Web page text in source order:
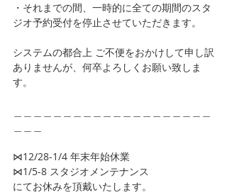
・それまでの間、一時的に全ての期間のスタ
ジオ予約受付を停止させていただきます。
システムの都合上 ご不便をおかけして申し訳
ありませんが、何卒よろしくお願い致しま
す。
⋈12/28-1/4 年末年始休業
⋈1/5-8 スタジオメンテナンス
にてお休みを頂戴いたします。